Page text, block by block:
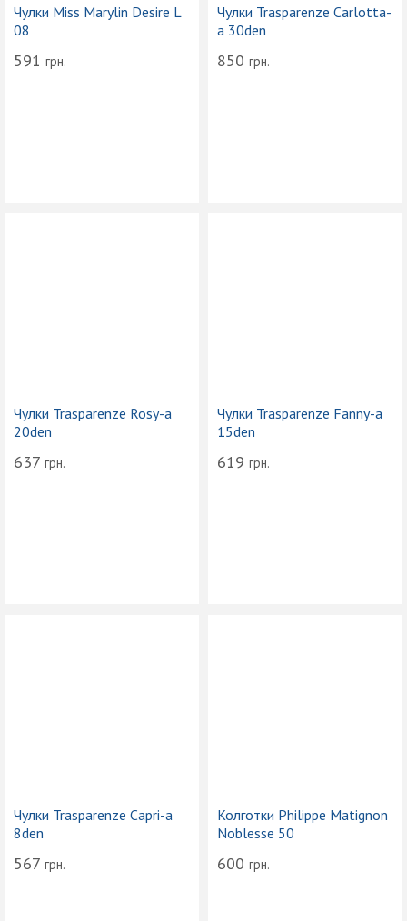
Чулки Miss Marylin Desire L
08
591 грн.
Чулки Trasparenze Carlotta-
a 30den
850 грн.
Чулки Trasparenze Rosy-a
20den
637 грн.
Чулки Trasparenze Fanny-a
15den
619 грн.
Чулки Trasparenze Capri-a
8den
567 грн.
Колготки Philippe Matignon
Noblesse 50
600 грн.